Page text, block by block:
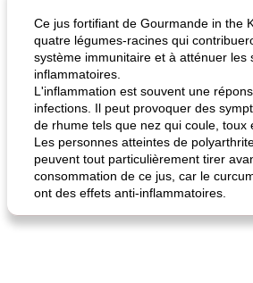
quinoa petit déjeuner méditerranéen
Ce jus fortifiant de Gourmande in the
quatre légumes-racines qui
système immunitaire et à atténuer les
inflammatoires.
L'inflammation est souvent une
infections. Il peut provoquer des
de rhume tels que nez qui coule, toux
Les personnes atteintes de
peuvent tout particulièrement tirer
consommation de ce jus, car le
ont des effets anti-inflammatoires.